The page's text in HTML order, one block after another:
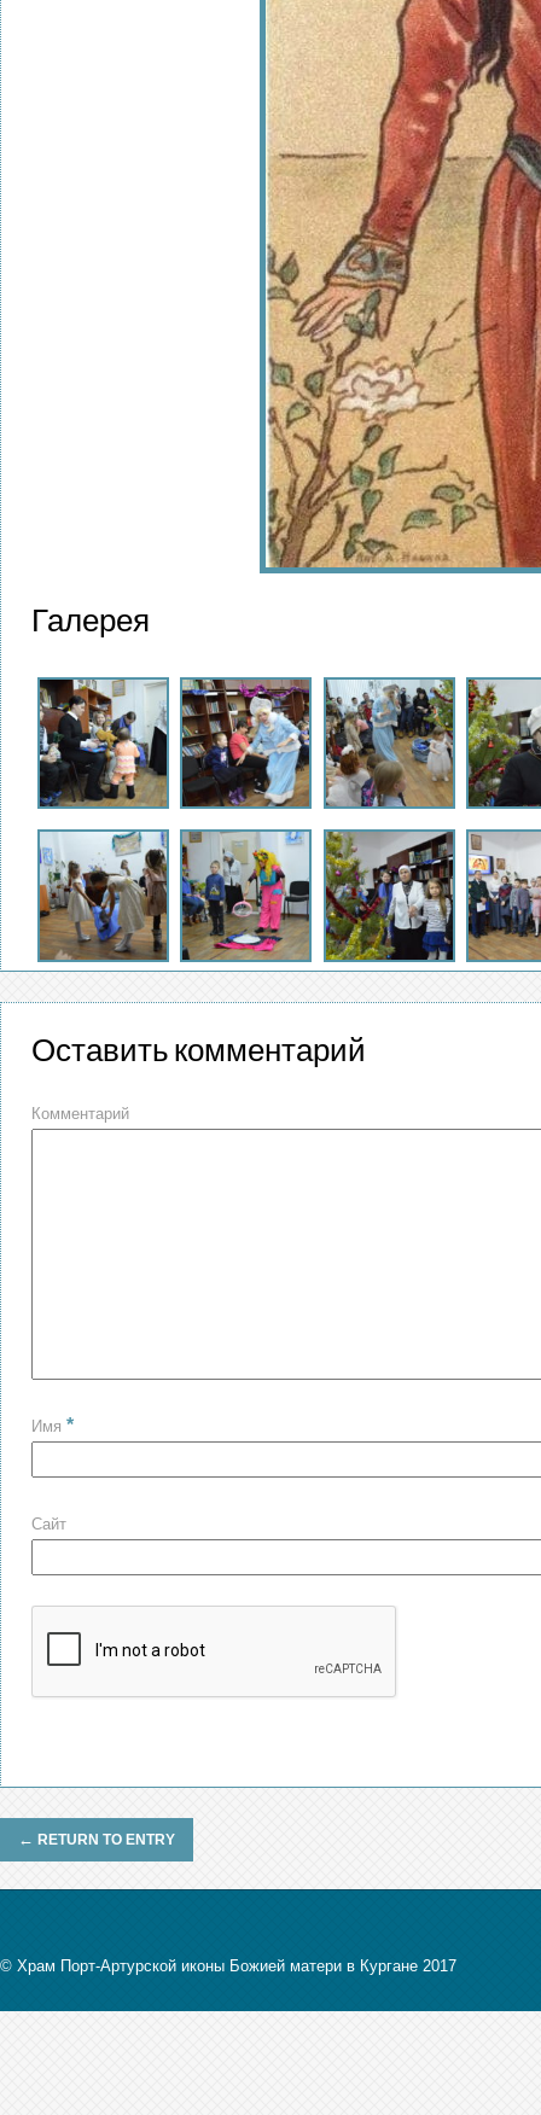
Галерея
Оставить комментарий
Комментарий
Имя *
Сайт
← RETURN TO ENTRY
© Храм Порт-Артурской иконы Божией матери в Кургане 2017